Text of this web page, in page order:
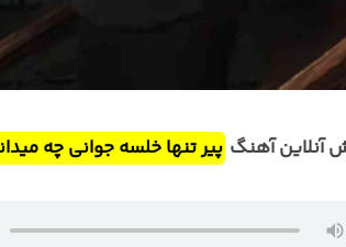
آنلاین آهنگ پیر تنها خلسه جوانی چه